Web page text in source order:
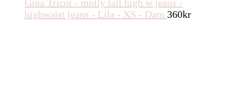
Gina Tricot - molly tall high w jeans -
highwaist jeans - Lila - XS - Dam 360kr